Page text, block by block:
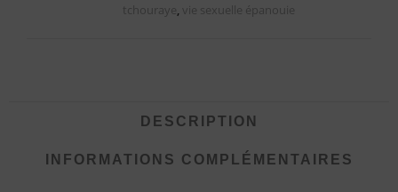
tchouraye, vie sexuelle épanouie
DESCRIPTION
INFORMATIONS COMPLÉMENTAIRES